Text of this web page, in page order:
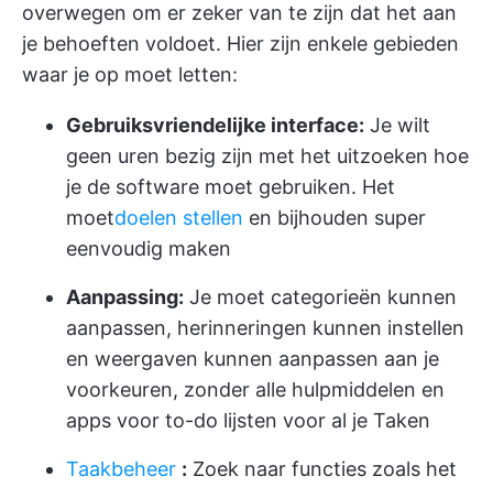
overwegen om er zeker van te zijn dat het aan
je behoeften voldoet. Hier zijn enkele gebieden
waar je op moet letten:
Gebruiksvriendelijke interface: Je wilt
geen uren bezig zijn met het uitzoeken hoe
je de software moet gebruiken. Het
moetdoelen stellen en bijhouden super
eenvoudig maken
Aanpassing: Je moet categorieën kunnen
aanpassen, herinneringen kunnen instellen
en weergaven kunnen aanpassen aan je
voorkeuren, zonder alle hulpmiddelen en
apps voor to-do lijsten voor al je Taken
Taakbeheer : Zoek naar functies zoals het